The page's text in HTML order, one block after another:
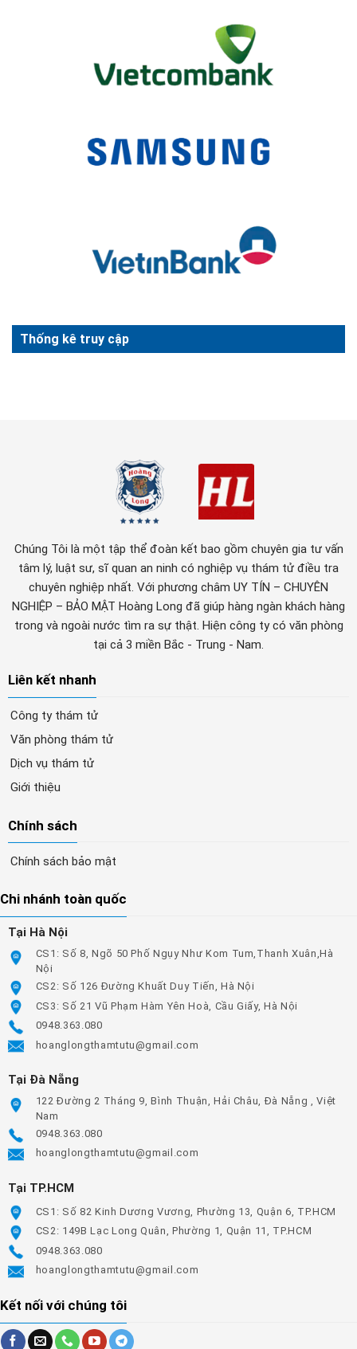
Thống kê truy cập
Chúng Tôi là một tập thể đoàn kết bao gồm chuyên gia tư vấn
tâm lý, luật sư, sĩ quan an ninh có nghiệp vụ thám tử điều tra
chuyên nghiệp nhất. Với phương châm UY TÍN – CHUYÊN
NGHIỆP – BẢO MẬT Hoàng Long đã giúp hàng ngàn khách hàng
trong và ngoài nước tìm ra sự thật. Hiện công ty có văn phòng
tại cả 3 miền Bắc - Trung - Nam.
Liên kết nhanh
Công ty thám tử
Văn phòng thám tử
Dịch vụ thám tử
Giới thiệu
Chính sách
Chính sách bảo mật
Chi nhánh toàn quốc
Tại Hà Nội
CS1: Số 8, Ngõ 50 Phố Ngụy Như Kom Tum,Thanh Xuân,Hà
Nội
CS2: Số 126 Đường Khuất Duy Tiến, Hà Nội
CS3: Số 21 Vũ Phạm Hàm Yên Hoà, Cầu Giấy, Hà Nội
0948.363.080
hoanglongthamtutu@gmail.com
Tại Đà Nẵng
122 Đường 2 Tháng 9, Bình Thuận, Hải Châu, Đà Nẵng , Việt
Nam
0948.363.080
hoanglongthamtutu@gmail.com
Tại TP.HCM
CS1: Số 82 Kinh Dương Vương, Phường 13, Quận 6, TP.HCM
CS2: 149B Lạc Long Quân, Phường 1, Quận 11, TP.HCM
0948.363.080
hoanglongthamtutu@gmail.com
Kết nối với chúng tôi